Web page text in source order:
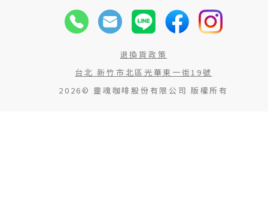
退換貨政策
台北 新竹市北區光華東一街19號
2026© 靈魂咖啡股份有限公司 版權所有